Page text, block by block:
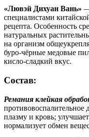
«Лювэй Дихуан Вань» —
специалистами
рецепта. Особенность
натуральных
на организм
буро-чёрные медовые
кисло-сладкий вкус.
Состав:
Ремания клейкая
противовоспалительное
плазму и кровь;
нормализует обмен